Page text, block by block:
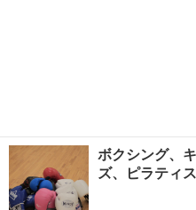
ボクシング、
ズ、ピラティ